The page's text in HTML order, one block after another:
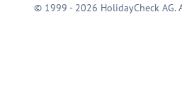
© 1999 - 2026 HolidayCheck AG.